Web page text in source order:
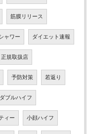
筋膜リリース
ャワー ダイエット速報
正規取扱店
予防対策 若返り
ダブルハイフ
ィー 小顔ハイフ